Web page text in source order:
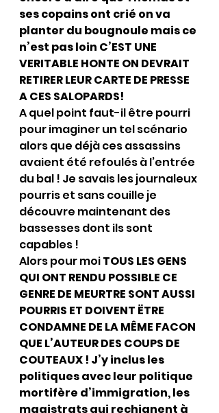
ses copains ont crié on va
planter du bougnoule mais ce
n’est pas loin C’EST UNE
VERITABLE HONTE ON DEVRAIT
RETIRER LEUR CARTE DE PRESSE
A CES SALOPARDS!
A quel point faut-il être pourri
pour imaginer un tel scénario
alors que déjà ces assassins
avaient été refoulés à l’entrée
du bal ! Je savais les journaleux
pourris et sans couille je
découvre maintenant des
bassesses dont ils sont
capables !
Alors pour moi TOUS LES GENS
QUI ONT RENDU POSSIBLE CE
GENRE DE MEURTRE SONT AUSSI
POURRIS ET DOIVENT ËTRE
CONDAMNE DE LA MÊME FACON
QUE L’AUTEUR DES COUPS DE
COUTEAUX ! J’y inclus les
politiques avec leur politique
mortifère d’immigration, les
magistrats qui rechignent à